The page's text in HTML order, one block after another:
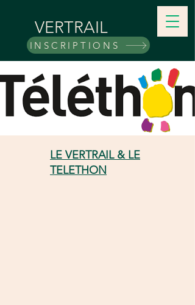
VERTRAIL
INSCRIPTIONS
LE VERTRAIL & LE
TELETHON